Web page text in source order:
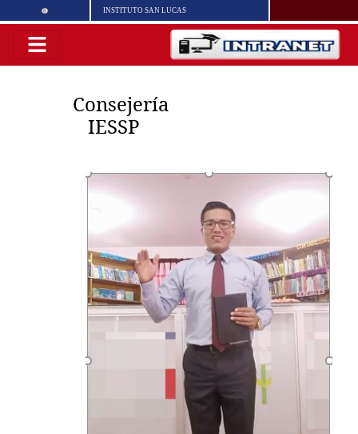
INSTITUTO SAN LUCAS
Consejería
IESSP